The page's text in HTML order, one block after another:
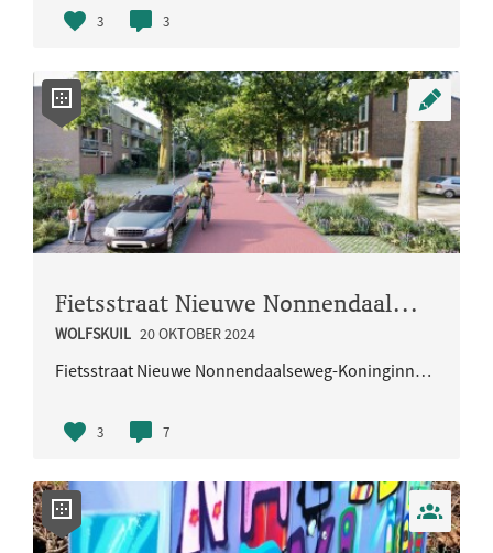
3 3
Fietsstraat Nieuwe Nonnendaalseweg-Koninginnelaan
WOLFSKUIL 20 OKTOBER 2024
Fietsstraat Nieuwe Nonnendaalseweg-Koninginnelaan. Aanleg vanaf de Fresialaan tot de fietsoverste..
3 7